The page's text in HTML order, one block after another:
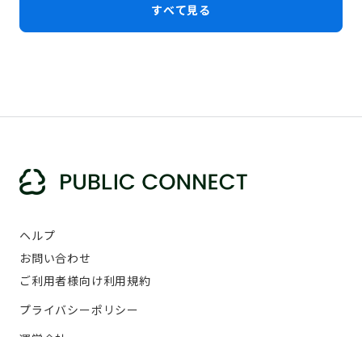
すべて見る
ヘルプ
お問い合わせ
ご利用者様向け利用規約
プライバシーポリシー